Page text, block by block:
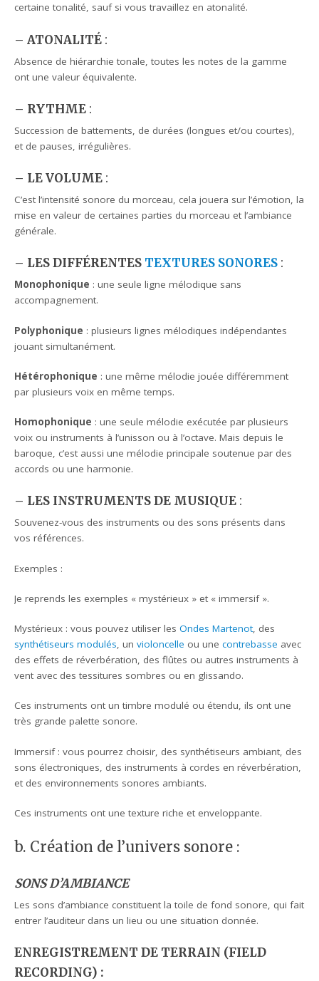
certaine tonalité, sauf si vous travaillez en atonalité.
– ATONALITÉ :
Absence de hiérarchie tonale, toutes les notes de la gamme
ont une valeur équivalente.
– RYTHME :
Succession de battements, de durées (longues et/ou courtes),
et de pauses, irrégulières.
– LE VOLUME :
C’est l’intensité sonore du morceau, cela jouera sur l’émotion, la
mise en valeur de certaines parties du morceau et l’ambiance
générale.
– LES DIFFÉRENTES TEXTURES SONORES :
Monophonique : une seule ligne mélodique sans
accompagnement.
Polyphonique : plusieurs lignes mélodiques indépendantes
jouant simultanément.
Hétérophonique : une même mélodie jouée différemment
par plusieurs voix en même temps.
Homophonique : une seule mélodie exécutée par plusieurs
voix ou instruments à l’unisson ou à l’octave. Mais depuis le
baroque, c’est aussi une mélodie principale soutenue par des
accords ou une harmonie.
– LES INSTRUMENTS DE MUSIQUE :
Souvenez-vous des instruments ou des sons présents dans
vos références.
Exemples :
Je reprends les exemples « mystérieux » et « immersif ».
Mystérieux : vous pouvez utiliser lesOndes Martenot, des
synthétiseurs modulés, unvioloncelle ou unecontrebasse avec
des effets de réverbération, des flûtes ou autres instruments à
vent avec des tessitures sombres ou en glissando.
Ces instruments ont un timbre modulé ou étendu, ils ont une
très grande palette sonore.
Immersif : vous pourrez choisir, des synthétiseurs ambiant, des
sons électroniques, des instruments à cordes en réverbération,
et des environnements sonores ambiants.
Ces instruments ont une texture riche et enveloppante.
b. Création de l’univers sonore :
SONS D’AMBIANCE
Les sons d’ambiance constituent la toile de fond sonore, qui fait
entrer l’auditeur dans un lieu ou une situation donnée.
ENREGISTREMENT DE TERRAIN (FIELD
RECORDING) :